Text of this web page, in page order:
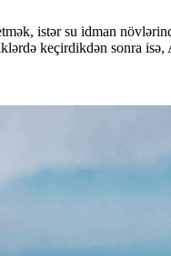
istər su idman
keçirdikdən sonra isə,